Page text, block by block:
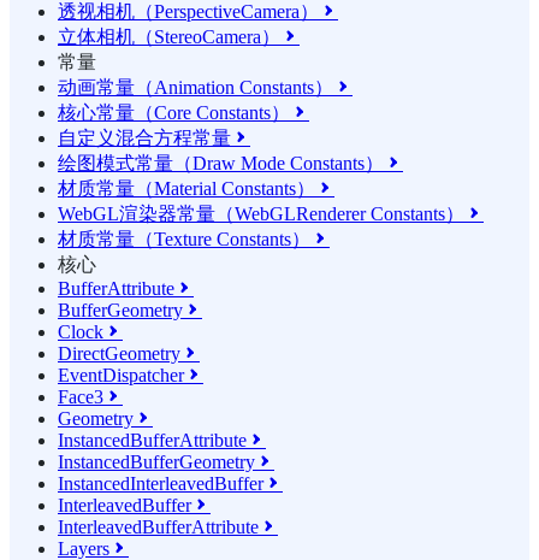
透视相机（PerspectiveCamera） 
立体相机（StereoCamera） 
常量
动画常量（Animation Constants）

核心常量（Core Constants） 
自定义混合方程常量 
绘图模式常量（Draw Mode Constants） 
材质常量（Material Constants） 
WebGL渲染器常量（WebGLRenderer Constants） 
材质常量（Texture Constants） 
核心
BufferAttribute 
BufferGeometry 
Clock 
DirectGeometry 
EventDispatcher
Face3 
Geometry 
InstancedBufferAttribute 
InstancedBufferGeometry 
InstancedInterleavedBuffer
InterleavedBuffer
InterleavedBufferAttribute 
Layers 